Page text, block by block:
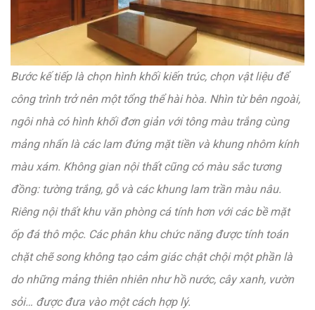
Bước kế tiếp là chọn hình khối kiến trúc, chọn vật liệu để
công trình trở nên một tổng thể hài hòa. Nhìn từ bên ngoài,
ngôi nhà có hình khối đơn giản với tông màu trắng cùng
mảng nhấn là các lam đứng mặt tiền và khung nhôm kính
màu xám. Không gian nội thất cũng có màu sắc tương
đồng: tường trắng, gỗ và các khung lam trần màu nâu.
Riêng nội thất khu văn phòng cá tính hơn với các bề mặt
ốp đá thô mộc. Các phân khu chức năng được tính toán
chặt chẽ song không tạo cảm giác chật chội một phần là
do những mảng thiên nhiên như hồ nước, cây xanh, vườn
sỏi… được đưa vào một cách hợp lý.